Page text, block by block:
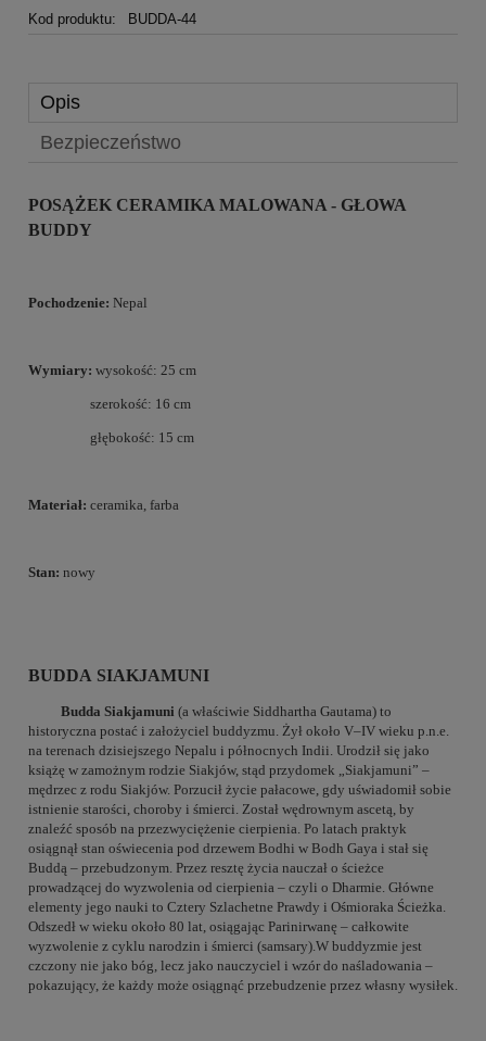
Kod produktu:
BUDDA-44
Opis
Bezpieczeństwo
POSĄŻEK CERAMIKA MALOWANA - GŁOWA
BUDDY
Pochodzenie: Nepal
Wymiary: wysokość: 25 cm
szerokość: 16 cm
głębokość: 15 cm
Materiał: ceramika, farba
Stan: nowy
BUDDA SIAKJAMUNI
Budda Siakjamuni (a właściwie Siddhartha Gautama) to
historyczna postać i założyciel buddyzmu. Żył około V–IV wieku p.n.e.
na terenach dzisiejszego Nepalu i północnych Indii. Urodził się jako
książę w zamożnym rodzie Siakjów, stąd przydomek „Siakjamuni” –
mędrzec z rodu Siakjów. Porzucił życie pałacowe, gdy uświadomił sobie
istnienie starości, choroby i śmierci. Został wędrownym ascetą, by
znaleźć sposób na przezwyciężenie cierpienia. Po latach praktyk
osiągnął stan oświecenia pod drzewem Bodhi w Bodh Gaya i stał się
Buddą – przebudzonym. Przez resztę życia nauczał o ścieżce
prowadzącej do wyzwolenia od cierpienia – czyli o Dharmie. Główne
elementy jego nauki to Cztery Szlachetne Prawdy i Ośmioraka Ścieżka.
Odszedł w wieku około 80 lat, osiągając Parinirwanę – całkowite
wyzwolenie z cyklu narodzin i śmierci (samsary).W buddyzmie jest
czczony nie jako bóg, lecz jako nauczyciel i wzór do naśladowania –
pokazujący, że każdy może osiągnąć przebudzenie przez własny wysiłek.